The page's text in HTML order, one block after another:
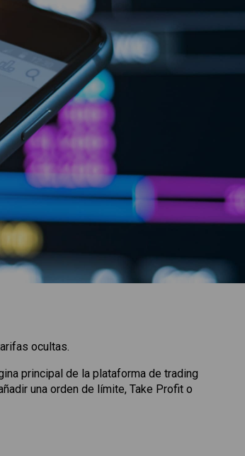
ocultas.
principal de la plataforma de trading
una orden de límite, Take Profit o